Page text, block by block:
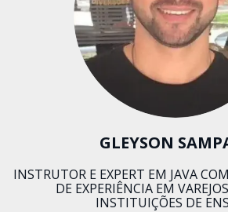
GLEYSON
INSTRUTOR E EXPERT EM JAVA
DE EXPERIÊNCIA EM
INSTITUIÇÕES DE